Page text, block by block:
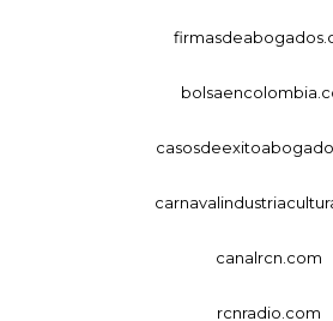
canalrcn.com
rcnradio.com